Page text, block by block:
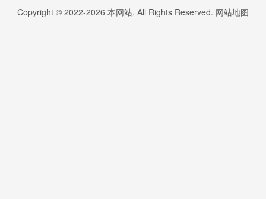
Copyright © 2022-2026 本网站. All Rights Reserved. 网站地图